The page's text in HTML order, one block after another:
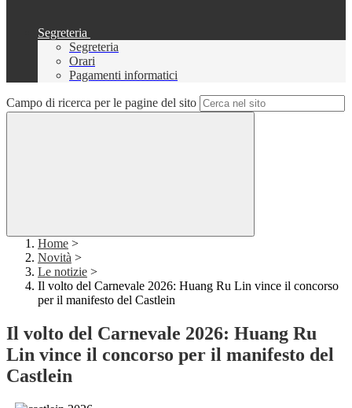
Segreteria
Segreteria
Orari
Pagamenti informatici
Campo di ricerca per le pagine del sito
Home >
Novità >
Le notizie >
Il volto del Carnevale 2026: Huang Ru Lin vince il concorso
per il manifesto del Castlein
Il volto del Carnevale 2026: Huang Ru
Lin vince il concorso per il manifesto del
Castlein